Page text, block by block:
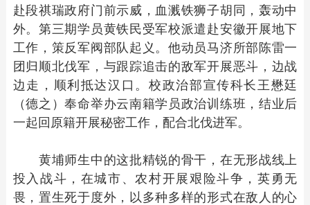
赴段祺瑞政府门前示威，血溅铁狮子胡同，轰动中
外。第三期学员黄铁民受军校派遣赴安徽开展地下
工作，策反军阀部队起义。他动员马济所部陈雷一
团归顺北伐军，与跟踪追击的敌军开展恶斗，边战
边走，顺利抵达汉口。校政治部宣传科长王懋廷
（德之）奉命举办云南籍学员政治训练班，结业后
一起回原籍开展秘密工作，配合北伐进军。
黄埔师生中的这批精锐的骨干，在无形战线上
投入战斗，在城市、农村开展艰险斗争，英勇无
畏，置生死于度外，以多种多样的形式在敌人的心